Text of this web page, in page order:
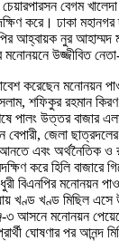
বেগম
করে। ঢাকা
আহ্বায়ক নুর
উজ্জীবিত নেতা-
করেছেন মনোনয়ন
শফিকুর রহমান কিরণ
পালং উত্তর বাজার
জেলা
এবং অর্থনৈতিক
করে হিলি
মনোনয়ন
খণ্ড খণ্ড মিছিল
আসনে মনোনয়ন
ঘোষণার পর